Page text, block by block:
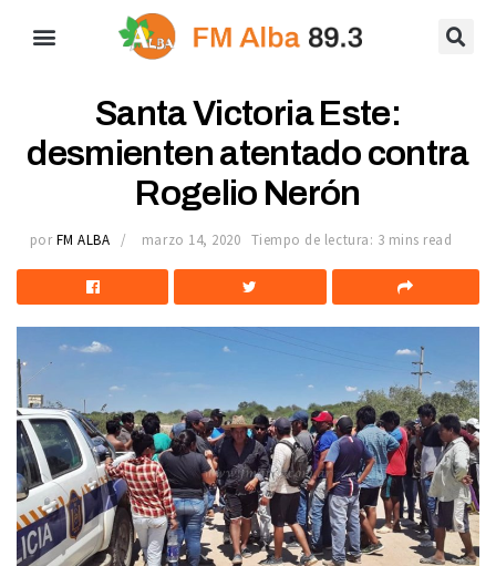
Santa Victoria Este:
desmienten atentado contra
Rogelio Nerón
por FM ALBA marzo 14, 2020 Tiempo de lectura: 3 mins read